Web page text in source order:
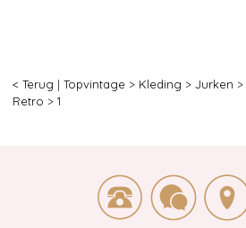
< Terug | Topvintage > Kleding > Jurken >
Retro > 1